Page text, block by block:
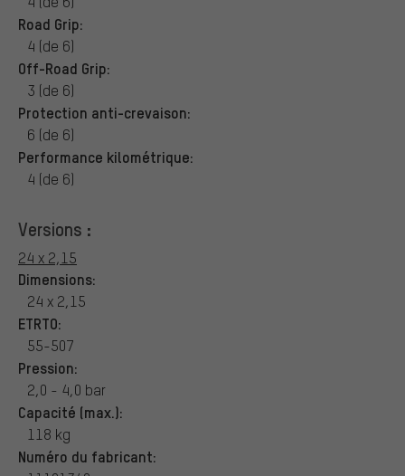
Road Grip:
4 (de 6)
Off-Road Grip:
3 (de 6)
Protection anti-crevaison:
6 (de 6)
Performance kilométrique:
4 (de 6)
Versions :
24 x 2,15
Dimensions:
24 x 2,15
ETRTO:
55-507
Pression:
2,0 - 4,0 bar
Capacité (max.):
118 kg
Numéro du fabricant: